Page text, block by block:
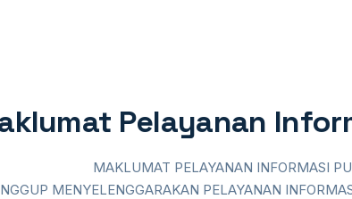
Pelayanan
MAKLUMAT PELAYANAN INFORMASI
MENYELENGGARAKAN PELAYANAN